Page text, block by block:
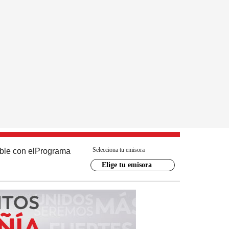
con el Programa Selecciona tu emisora
Elige tu emisora